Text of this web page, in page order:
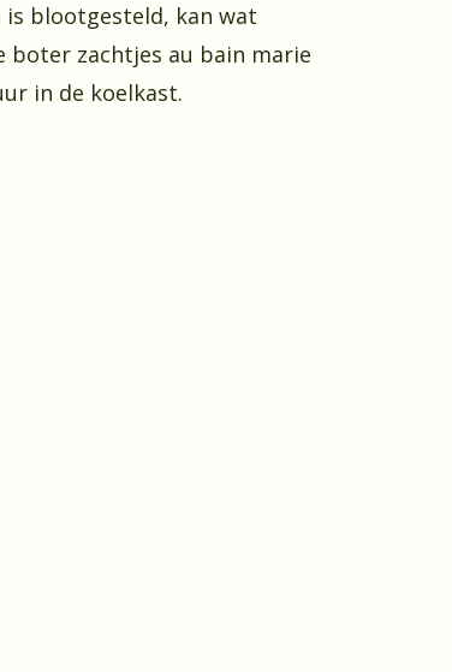
blootgesteld, kan wat
zachtjes au bain marie
in de koelkast.